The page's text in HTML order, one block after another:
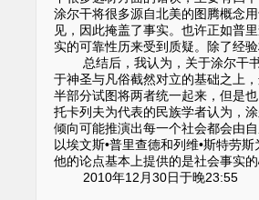
涂尔干将很多源自北美的图腾概念
见，因此掩盖了事实。也许正如普
实的可靠性历来受到质疑。除了经
总结后，我认为，关于涂尔干书
于神圣与凡俗截然对立的基础之上
半部分试图将两者统一起来，但是
托卡列夫为代表的民族学者认为，
倾向可能推演出每一个社会都会由
以埃文斯•普里查德和列维•斯特劳
他的论点基本上提供的是社会事实
2010年12月30日于晚23:55